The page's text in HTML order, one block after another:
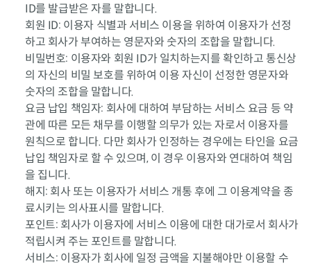
ID를 발급받은 자를 말합니다.
회원 ID: 이용자 식별과 서비스 이용을 위하여 이용자가 선정
하고 회사가 부여하는 영문자와 숫자의 조합을 말합니다.
비밀번호: 이용자와 회원 ID가 일치하는지를 확인하고 통신상
의 자신의 비밀 보호를 위하여 이용 자신이 선정한 영문자와
숫자의 조합을 말합니다.
요금 납입 책임자: 회사에 대하여 부담하는 서비스 요금 등 약
관에 따른 모든 채무를 이행할 의무가 있는 자로서 이용자를
원칙으로 합니다. 다만 회사가 인정하는 경우에는 타인을 요금
납입 책임자로 할 수 있으며, 이 경우 이용자와 연대하여 책임
을 집니다.
해지: 회사 또는 이용자가 서비스 개통 후에 그 이용계약을 종
료시키는 의사표시를 말합니다.
포인트: 회사가 이용자에 서비스 이용에 대한 대가로서 회사가
적립시켜 주는 포인트를 말합니다.
서비스: 이용자가 회사에 일정 금액을 지불해야만 이용할 수